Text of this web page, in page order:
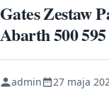
Gates Zestaw
Abarth 500
admin 27 maja